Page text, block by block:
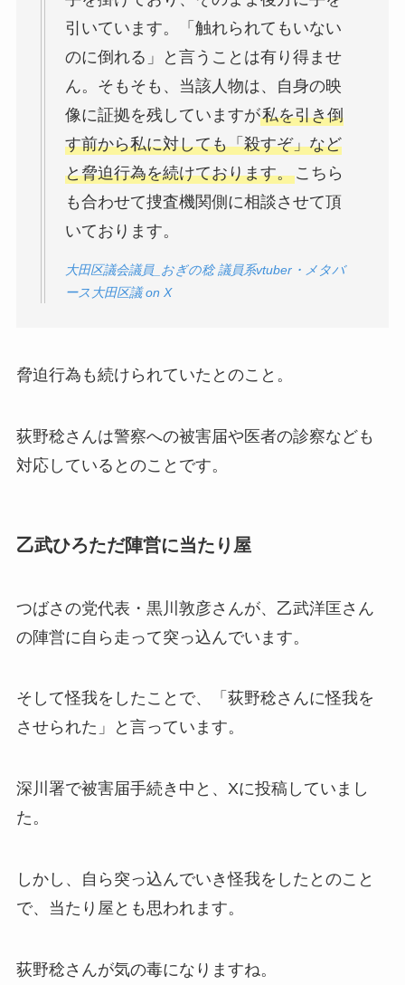
引いています。「触れられてもいない
のに倒れる」と言うことは有り得ませ
ん。そもそも、当該人物は、自身の映
像に証拠を残していますが私を引き倒
す前から私に対しても「殺すぞ」など
と脅迫行為を続けております。こちら
も合わせて捜査機関側に相談させて頂
いております。
大田区議会議員_おぎの稔 議員系vtuber・メタバ
ース大田区議 on X
脅迫行為も続けられていたとのこと。
荻野稔さんは警察への被害届や医者の診察なども
対応しているとのことです。
乙武ひろただ陣営に当たり屋
つばさの党代表・黒川敦彦さんが、乙武洋匡さん
の陣営に自ら走って突っ込んでいます。
そして怪我をしたことで、「荻野稔さんに怪我を
させられた」と言っています。
深川署で被害届手続き中と、Xに投稿していまし
た。
しかし、自ら突っ込んでいき怪我をしたとのこと
で、当たり屋とも思われます。
荻野稔さんが気の毒になりますね。